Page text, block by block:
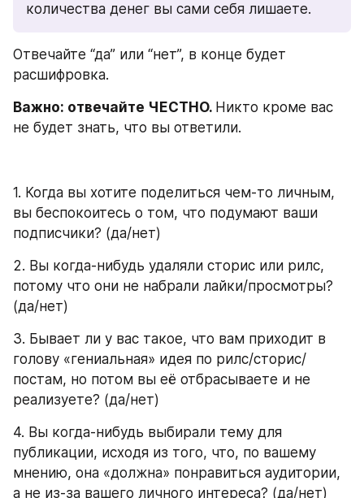
количества денег вы сами себя лишаете.
Отвечайте “да” или “нет”, в конце будет
расшифровка.
Важно: отвечайте ЧЕСТНО. Никто кроме вас
не будет знать, что вы ответили.
1. Когда вы хотите поделиться чем-то личным,
вы беспокоитесь о том, что подумают ваши
подписчики? (да/нет)
2. Вы когда-нибудь удаляли сторис или рилс,
потому что они не набрали лайки/просмотры?
(да/нет)
3. Бывает ли у вас такое, что вам приходит в
голову «гениальная» идея по рилс/сторис/
постам, но потом вы её отбрасываете и не
реализуете? (да/нет)
4. Вы когда-нибудь выбирали тему для
публикации, исходя из того, что, по вашему
мнению, она «должна» понравиться аудитории,
а не из-за вашего личного интереса? (да/нет)